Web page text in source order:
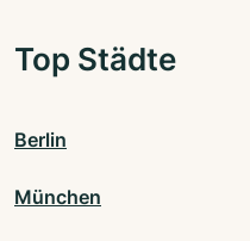
Top Städte
Berlin
München